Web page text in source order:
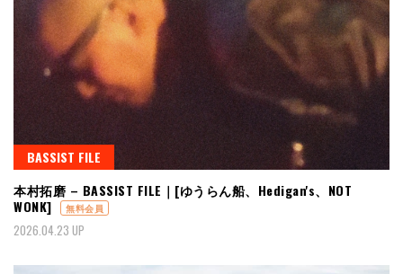
BASSIST FILE
本村拓磨 – BASSIST FILE｜[ゆうらん船、Hedigan's、NOT
WONK]
無料会員
2026.04.23 UP